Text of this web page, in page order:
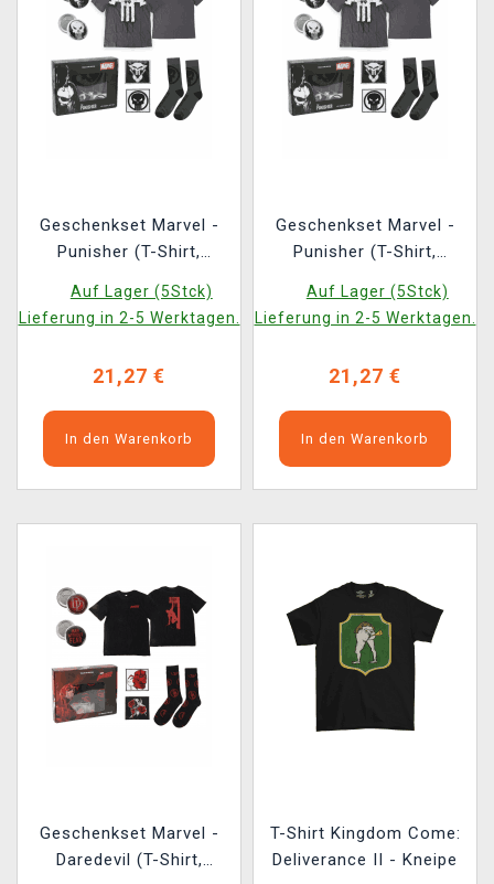
Geschenkset Marvel -
Punisher (T-Shirt,
Socken) (Größe L)
Auf Lager (5Stck)
Lieferung in 2-5 Werktagen.
21,27 €
In den Warenkorb
Geschenkset Marvel -
Punisher (T-Shirt,
Socken) (Größe M)
Auf Lager (5Stck)
Lieferung in 2-5 Werktagen.
21,27 €
In den Warenkorb
Geschenkset Marvel -
Daredevil (T-Shirt,
T-Shirt Kingdom Come:
Deliverance II - Kneipe